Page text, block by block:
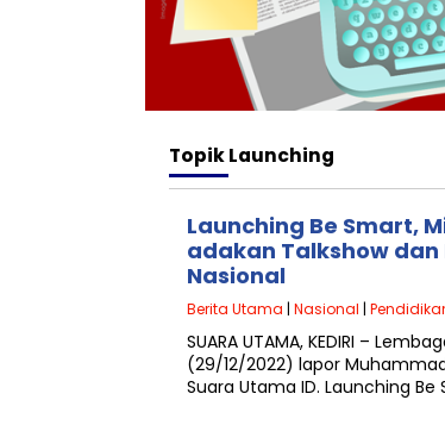
TopikLaunching
Launching Be Smart,
adakan Talkshow
Nasional
Berita Utama | Nasional |
SUARA UTAMA, KEDIRI –
(29/12/2022) lapor
Suara Utama ID. Launching Be